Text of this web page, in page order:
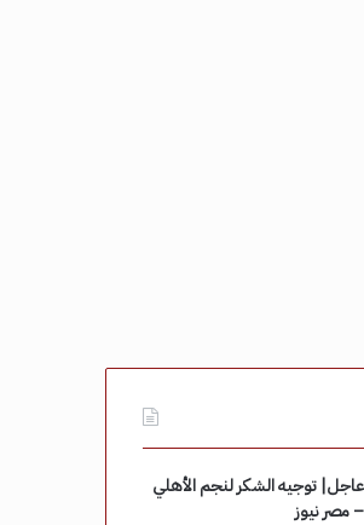
عاجل| توجيه الشكر لنجم الأهلي
– مصر نيوز